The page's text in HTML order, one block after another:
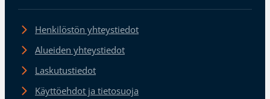
Henkilöstön yhteystiedot
Alueiden yhteystiedot
Laskutustiedot
Käyttöehdot ja tietosuoja